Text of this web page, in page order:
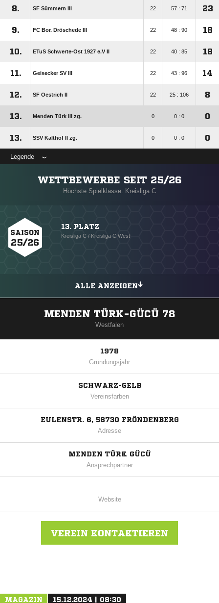
8. SF Sümmern III 22 57 : 71 23
9. FC Bor. Dröschede III 22 48 : 90 18
10. ETuS Schwerte-Ost 1927 e.V II 22 40 : 85 18
11. Geisecker SV III 22 43 : 96 14
12. SF Oestrich II 22 25 : 106 8
13. Menden Türk III zg. 0 0 : 0 0
13. SSV Kalthof II zg. 0 0 : 0 0
Legende
WETTBEWERBE SEIT 25/26
Höchste Spielklasse: Kreisliga C
SAISON
25/26
13. PLATZ
Kreisliga C / Kreisliga C West
ALLE ANZEIGEN
MENDEN TÜRK-GÜCÜ 78
Westfalen
1978
Gründungsjahr
SCHWARZ-GELB
Vereinsfarben
EULENSTR. 6, 58730 FRÖNDENBERG
Adresse
MENDEN TÜRK GÜCÜ
Ansprechpartner
Website
VEREIN KONTAKTIEREN
MAGAZIN 15.12.2024 | 08:30